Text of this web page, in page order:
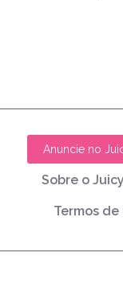
Anuncie no
Sobre o
Termos